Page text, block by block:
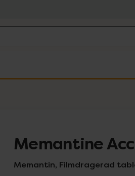
Memantine
Memantin, Filmdragerad